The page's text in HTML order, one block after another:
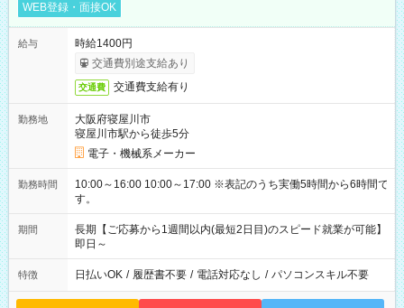
WEB登録・面接OK
給与
時給1400円
交通費別途支給あり
交通費 交通費支給有り
勤務地
大阪府寝屋川市
寝屋川市駅から徒歩5分
電子・機械系メーカー
勤務時間
10:00～16:00 10:00～17:00 ※表記のうち実働5時間から6時間で
す。
期間
長期【ご応募から1週間以内(最短2日目)のスピード就業が可能】
即日～
特徴 日払いOK / 履歴書不要 / 電話対応なし / パソコンスキル不要